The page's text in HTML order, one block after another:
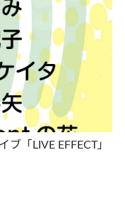
「LIVE EFFECT」